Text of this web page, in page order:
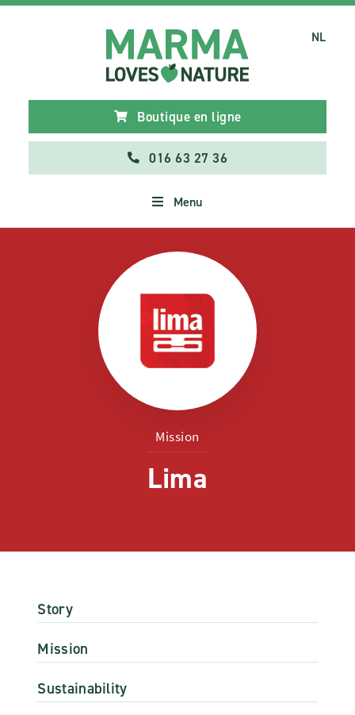
Boutique en ligne
016 63 27 36
Menu
NL
Mission
Lima
Story
Mission
Sustainability